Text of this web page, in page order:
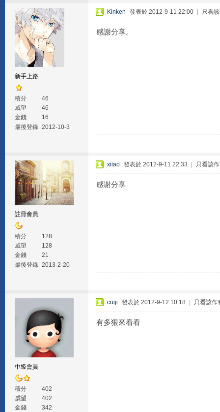
新手上路
積分
46
威望
46
金錢
16
最後登錄 2012-10-3
Kinken 發表於 2012-9-11 22:00 只看
感謝分享。
註冊會員
積分
128
威望
128
金錢
21
最後登錄 2013-2-20
xiiao 發表於 2012-9-11 22:33 只看該
感谢分享
中級會員
積分
402
威望
402
金錢
342
cuiji 發表於 2012-9-12 10:18 只看該作
有多狠來看看